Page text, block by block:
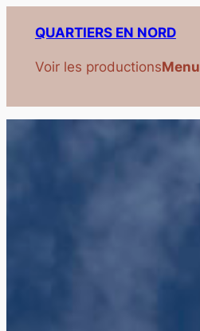
contenu
QUARTIERS EN NORD
Voir les productionsMenu